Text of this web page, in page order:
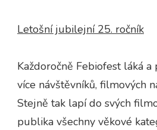
Letošní jubilejní 25. ročník
Každoročně Febiofest láká
více návštěvníků, filmových
Stejně tak lapí do svých
publika všechny věkové